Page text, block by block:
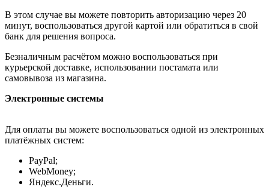
В этом случае вы можете повторить авторизацию через 20
минут, воспользоваться другой картой или обратиться в свой
банк для решения вопроса.
Безналичным расчётом можно воспользоваться при
курьерской доставке, использовании постамата или
самовывоза из магазина.
Электронные системы
Для оплаты вы можете воспользоваться одной из электронных
платёжных систем:
PayPal;
WebMoney;
Яндекс.Деньги.